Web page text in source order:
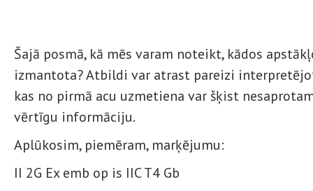
Šajā posmā, kā mēs varam noteikt, kādos
izmantota? Atbildi var atrast pareizi
kas no pirmā acu uzmetiena var šķist
vērtīgu informāciju.
Aplūkosim, piemēram, marķējumu:
II 2G Ex emb op is IIC T4 Gb